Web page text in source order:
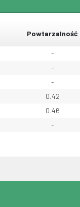
Powtarzalność
-
-
-
0.42
0.46
-